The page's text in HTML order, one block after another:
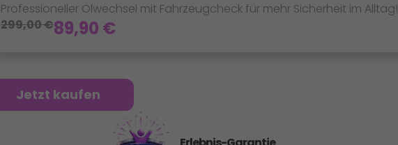
Professioneller Ölwechsel mit Fahrzeugcheck für mehr Sicherheit im Alltag!
299,00€89,90 €
Jetzt kaufen